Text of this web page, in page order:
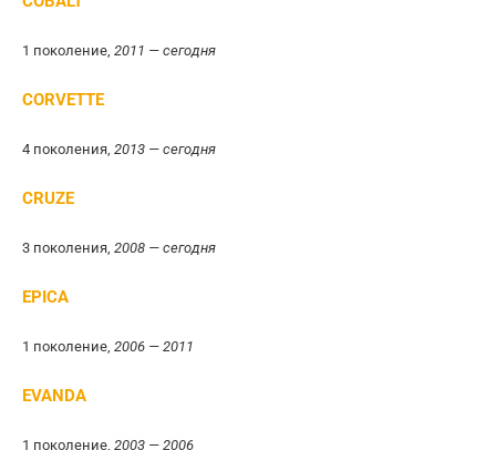
1 поколение, 2011 — сегодня
CORVETTE
4 поколения, 2013 — сегодня
CRUZE
3 поколения, 2008 — сегодня
EPICA
1 поколение, 2006 — 2011
EVANDA
1 поколение, 2003 — 2006